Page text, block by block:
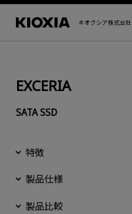
キオクシア株式会社
EXCERIA
SATA SSD
特徴
製品仕様
製品比較